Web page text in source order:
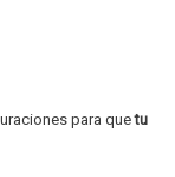
para quetu